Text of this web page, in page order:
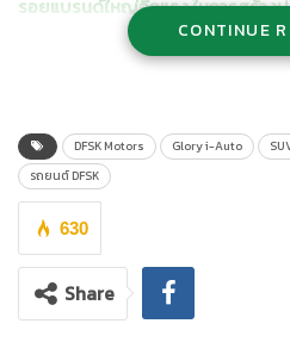
รอยแบรนด์ใหญ่อีกแรง ในการสร้าง
รถยนต์สัญชาติจีนในไทย
DFSK Motors อย่างเป็นทางการ กล่
ถือกำเนิดขึ้น ด้วยวิสัยทัศน์ที่จะเชื่อม
SUV ที่กำลังเป็น Trend หลักของโลก
ประเภทรถที่ตอบโจทย์การใช้งานที่ห
โดยบริษัททำการคัดเลือก และ
คุณภาพสูง และเหมาะสมกับคนไทยที่
Connect ให้ผู้บริโภคสามารถเข้าถึงก
CONTINUE
DFSK Motors Glory i-Auto
รถยนต์ DFSK
630
Share